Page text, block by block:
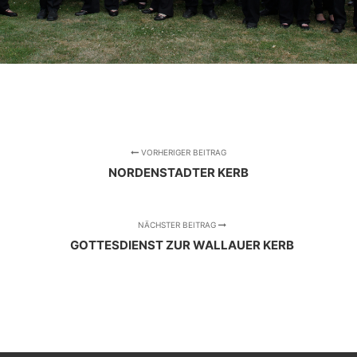
VORHERIGER BEITRAG
NORDENSTADTER KERB
NÄCHSTER BEITRAG
GOTTESDIENST ZUR WALLAUER KERB